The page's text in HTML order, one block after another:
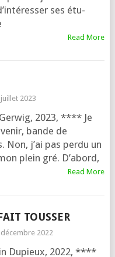
ses étu­
Read More
2023
2023, **** Je
bande de
Non, j’ai pas per­du un
plein gré. D’abord,
Read More
TOUSSER
décembre 2022
Dupieux, 2022, ****